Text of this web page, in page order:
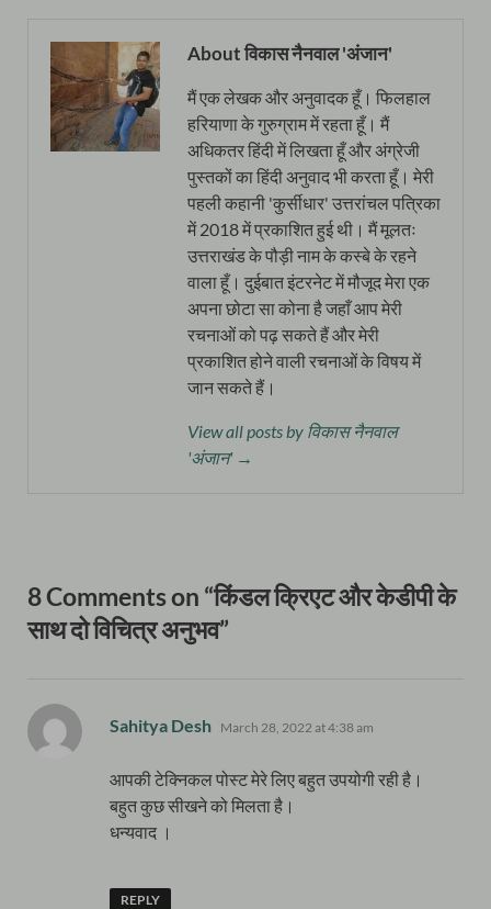
About विकास नैनवाल 'अंजान'
मैं एक लेखक और अनुवादक हूँ। फिलहाल
हरियाणा के गुरुग्राम में रहता हूँ। मैं
अधिकतर हिंदी में लिखता हूँ और अंग्रेजी
पुस्तकों का हिंदी अनुवाद भी करता हूँ। मेरी
पहली कहानी 'कुर्सीधार' उत्तरांचल पत्रिका
में 2018 में प्रकाशित हुई थी। मैं मूलतः
उत्तराखंड के पौड़ी नाम के कस्बे के रहने
वाला हूँ। दुईबात इंटरनेट में मौजूद मेरा एक
अपना छोटा सा कोना है जहाँ आप मेरी
रचनाओं को पढ़ सकते हैं और मेरी
प्रकाशित होने वाली रचनाओं के विषय में
जान सकते हैं।
View all posts by विकास नैनवाल
'अंजान' →
8 Comments on “किंडल क्रिएट और केडीपी के
साथ दो विचित्र अनुभव”
Sahitya Desh says:
March 28, 2022 at 4:38 am
आपकी टेक्निकल पोस्ट मेरे लिए बहुत उपयोगी रही है।
बहुत कुछ सीखने को मिलता है।
धन्यवाद ।
REPLY